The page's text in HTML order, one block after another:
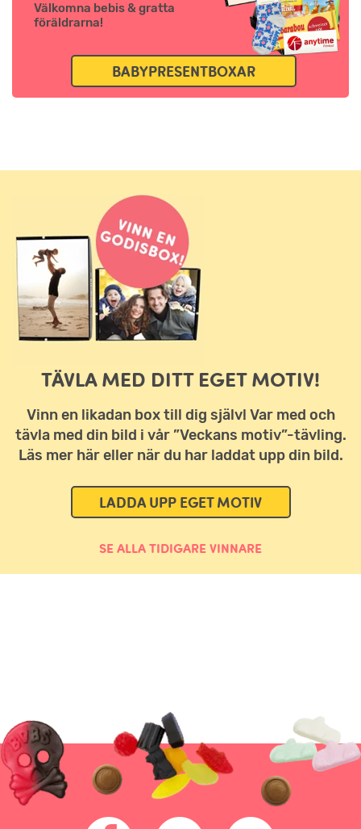
Välkomna bebis & gratta
föräldrarna!
BABYPRESENTBOXAR
TÄVLA MED DITT EGET MOTIV!
Vinn en likadan box till dig själv! Var med och
tävla med din bild i vår ”Veckans motiv”-tävling.
Läs mer här eller när du har laddat upp din bild.
LADDA UPP EGET MOTIV
SE ALLA TIDIGARE VINNARE